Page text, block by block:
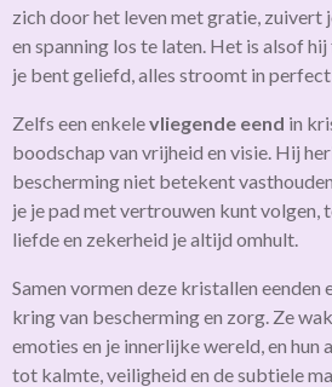
zich door het leven met gratie, zuivert
en spanning los te laten. Het is alsof
je bent geliefd, alles stroomt in perfect
Zelfs een enkelevliegende eend in
boodschap van vrijheid en visie. Hij
bescherming niet betekent
je je pad met vertrouwen kunt volgen,
liefde en zekerheid je altijd omhult.
Samen vormen deze kristallen eenden
kring van bescherming en zorg. Ze
emoties en je innerlijke wereld, en
tot kalmte, veiligheid en de subtiele